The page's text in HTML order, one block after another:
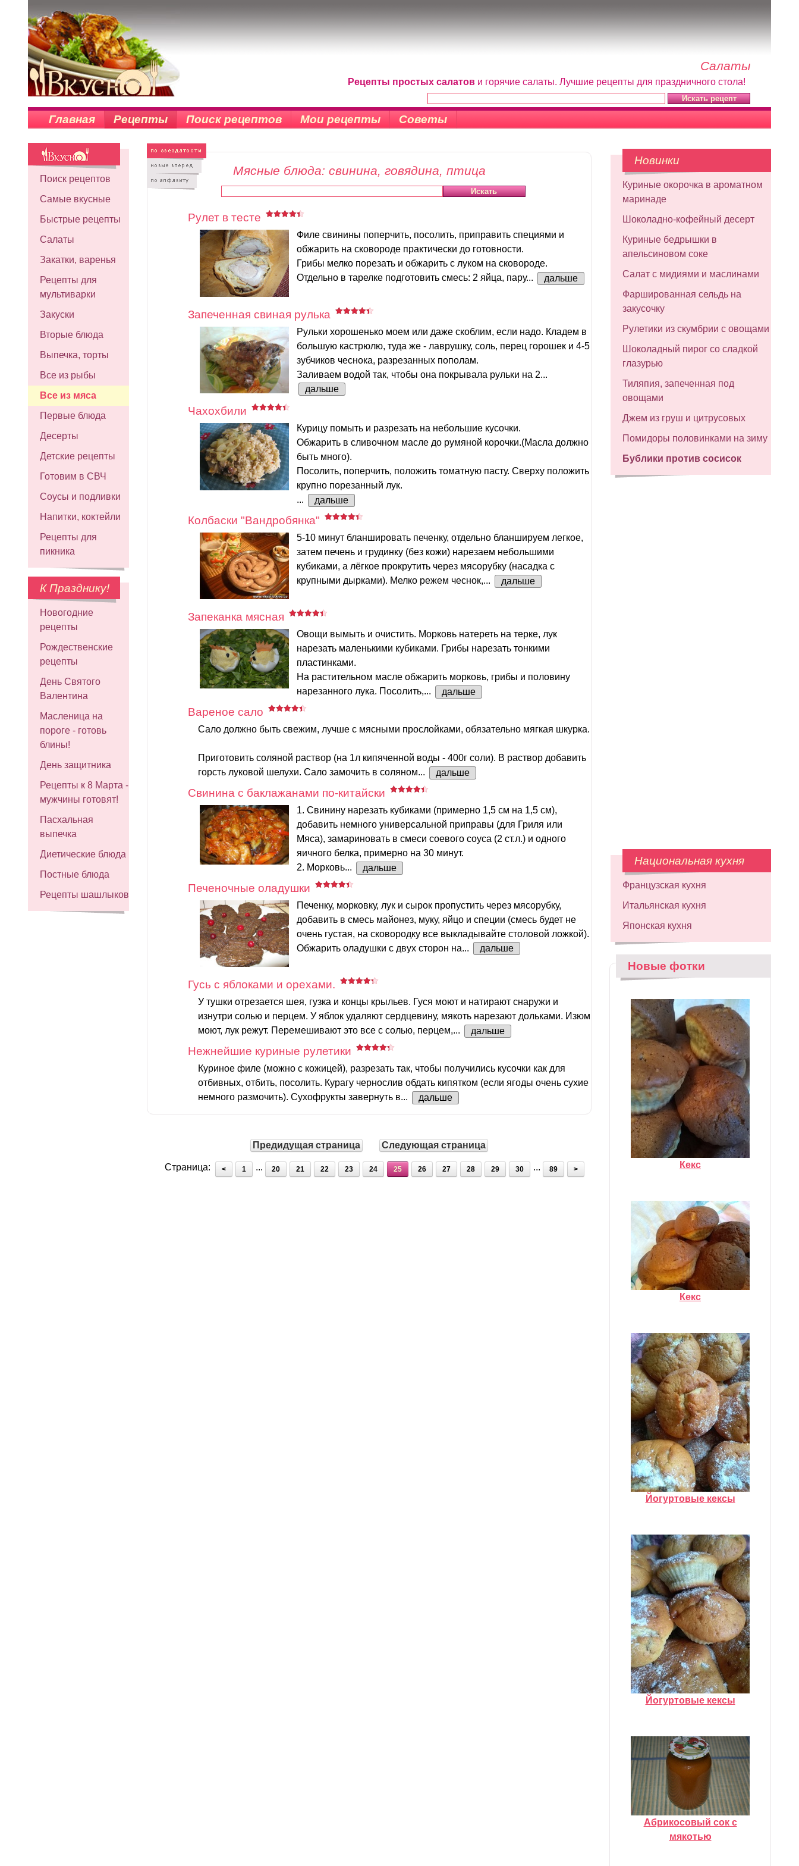
Салаты
Рецепты простых салатов и горячие салаты. Лучшие рецепты для праздничного стола!
Главная Рецепты Поиск рецептов Мои рецепты Советы
Поиск рецептов
Самые вкусные
Быстрые рецепты
Салаты
Закатки, варенья
Рецепты для
мультиварки
Закуски
Вторые блюда
Выпечка, торты
Все из рыбы
Все из мяса
Первые блюда
Десерты
Детские рецепты
Готовим в СВЧ
Соусы и подливки
Напитки, коктейли
Рецепты для
пикника
К Празднику!
Новогодние
рецепты
Рождественские
рецепты
День Святого
Валентина
Масленица на
пороге - готовь
блины!
День защитника
Рецепты к 8 Марта -
мужчины готовят!
Пасхальная
выпечка
Диетические блюда
Постные блюда
Рецепты шашлыков
Мясные блюда: свинина, говядина, птица
Рулет в тесте
Филе свинины поперчить, посолить, приправить специями и
обжарить на сковороде практически до готовности.
Грибы мелко порезать и обжарить с луком на сковороде.
Отдельно в тарелке подготовить смесь: 2 яйца, пару...
дальше
Запеченная свиная рулька
Рульки хорошенько моем или даже скоблим, если надо. Кладем в
большую кастрюлю, туда же - лаврушку, соль, перец горошек и 4-5
зубчиков чеснока, разрезанных пополам.
Заливаем водой так, чтобы она покрывала рульки на 2...
дальше
Чахохбили
Курицу помыть и разрезать на небольшие кусочки.
Обжарить в сливочном масле до румяной корочки.(Масла должно
быть много).
Посолить, поперчить, положить томатную пасту. Сверху положить
крупно порезанный лук.
...
дальше
Колбаски "Вандробянка"
5-10 минут бланшировать печенку, отдельно бланшируем легкое,
затем печень и грудинку (без кожи) нарезаем небольшими
кубиками, а лёгкое прокрутить через мясорубку (насадка с
крупными дырками). Мелко режем чеснок,...
дальше
Запеканка мясная
Овощи вымыть и очистить. Морковь натереть на терке, лук
нарезать маленькими кубиками. Грибы нарезать тонкими
пластинками.
На растительном масле обжарить морковь, грибы и половину
нарезанного лука. Посолить,...
дальше
Вареное сало
Сало должно быть свежим, лучше с мясными прослойками, обязательно мягкая шкурка.
Приготовить соляной раствор (на 1л кипяченной воды - 400г соли). В раствор добавить
горсть луковой шелухи. Сало замочить в соляном...
дальше
Свинина с баклажанами по-китайски
1. Свинину нарезать кубиками (примерно 1,5 см на 1,5 см),
добавить немного универсальной приправы (для Гриля или
Мяса), замариновать в смеси соевого соуса (2 ст.л.) и одного
яичного белка, примерно на 30 минут.
2. Морковь...
дальше
Печеночные оладушки
Печенку, морковку, лук и сырок пропустить через мясорубку,
добавить в смесь майонез, муку, яйцо и специи (смесь будет не
очень густая, на сковородку все выкладывайте столовой ложкой).
Обжарить оладушки с двух сторон на...
дальше
Гусь с яблоками и орехами.
У тушки отрезается шея, гузка и концы крыльев. Гуся моют и натирают снаружи и
изнутри солью и перцем. У яблок удаляют сердцевину, мякоть нарезают дольками. Изюм
моют, лук режут. Перемешивают это все с солью, перцем,...
дальше
Нежнейшие куриные рулетики
Куриное филе (можно с кожицей), разрезать так, чтобы получились кусочки как для
отбивных, отбить, посолить. Курагу чернослив обдать кипятком (если ягоды очень сухие
немного размочить). Сухофрукты завернуть в...
дальше
Предидущая страница Следующая страница
Страница: < 1 20 21 22 23 24 25 26 27 28 29 30 89 >
Новинки
Куриные окорочка в ароматном
маринаде
Шоколадно-кофейный десерт
Куриные бедрышки в
апельсиновом соке
Салат с мидиями и маслинами
Фаршированная сельдь на
закусочку
Рулетики из скумбрии с овощами
Шоколадный пирог со сладкой
глазурью
Тиляпия, запеченная под
овощами
Джем из груш и цитрусовых
Помидоры половинками на зиму
Бублики против сосисок
Национальная кухня
Французская кухня
Итальянская кухня
Японская кухня
Новые фотки
Кекс
Кекс
Йогуртовые кексы
Йогуртовые кексы
Абрикосовый сок с
мякотью